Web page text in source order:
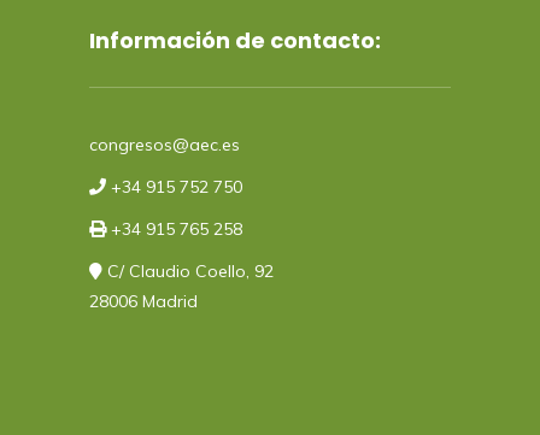
Información de contacto:
congresos@aec.es
+34 915 752 750
+34 915 765 258
C/ Claudio Coello, 92
28006 Madrid